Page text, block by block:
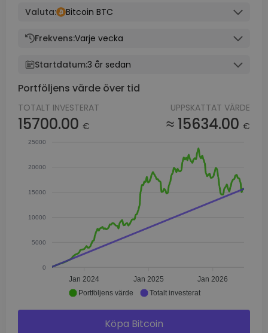
Valuta:
Bitcoin BTC
Frekvens:Varje vecka
Startdatum:3 år sedan
Portföljens värde över tid
TOTALT INVESTERAT
15700.00 €
UPPSKATTAT VÄRDE
≈ 15634.00 €
25000
20000
15000
10000
5000
0
Jan 2024 Jan 2025 Jan 2026
Portföljens värde Totalt investerat
Köpa Bitcoin